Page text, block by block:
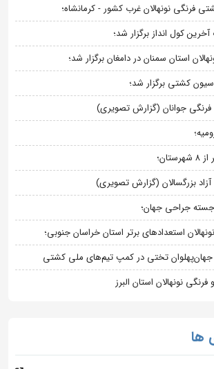
فرنگی نونهالان غرب کشور - کرمانشاه؛
کول انداز برگزار شد؛
استان سمنان در دامغان برگزار شد؛
کشتی برگزار شد؛
جوانان (گزارش تصویری)
بزرگسالان (گزارش تصویری)
جراحی جهان؛
استعدادهای برتر استان خراسان جنوبی؛
جهان‌پهلوان تختی در کمپ تیم‌های ملی کشتی
نونهالان استان البرز
ها